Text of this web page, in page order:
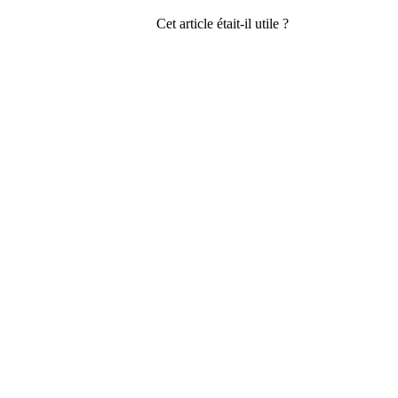
Cet article était-il utile ?